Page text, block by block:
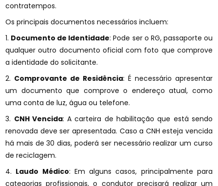
contratempos.
Os principais documentos necessários incluem:
1. Documento de Identidade: Pode ser o RG, passaporte ou
qualquer outro documento oficial com foto que comprove
a identidade do solicitante.
2. Comprovante de Residência: É necessário apresentar
um documento que comprove o endereço atual, como
uma conta de luz, água ou telefone.
3. CNH Vencida: A carteira de habilitação que está sendo
renovada deve ser apresentada. Caso a CNH esteja vencida
há mais de 30 dias, poderá ser necessário realizar um curso
de reciclagem.
4. Laudo Médico: Em alguns casos, principalmente para
categorias profissionais, o condutor precisará realizar um